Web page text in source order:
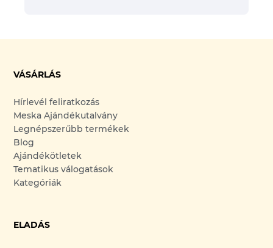
VÁSÁRLÁS
Hírlevél feliratkozás
Meska Ajándékutalvány
Legnépszerűbb termékek
Blog
Ajándékötletek
Tematikus válogatások
Kategóriák
ELADÁS